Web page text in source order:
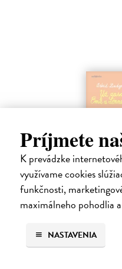
Príjmete
K prevádzke
využívame cookies
funkčnosti,
maximálneho pohodlia
NASTAVENIA
Už zasa Emil z
(audiokniha)
Lindgrenová Astrid|
Ďalšie pokračovanie príbehov
huncútstva dobre poznali aj
Emil vylial ockovi na hlavu
chudobinca…